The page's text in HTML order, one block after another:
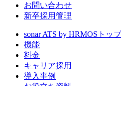
お問い合わせ
新卒採用管理
sonar ATS by HRMOS トップ
機能
料金
キャリア採用
導入事例
お役立ち資料